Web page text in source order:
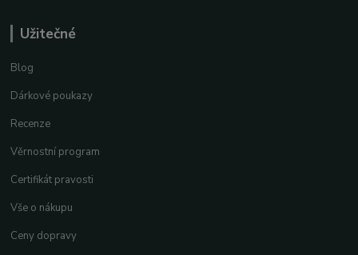
Užitečné
Blog
Dárkové poukazy
Recenze
Věrnostní program
Certifikát pravosti
Vše o nákupu
Ceny dopravy